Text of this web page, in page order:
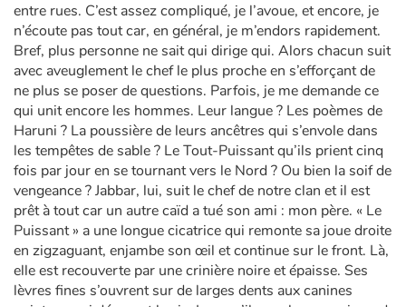
entre rues. C’est assez compliqué, je l’avoue, et encore, je
n’écoute pas tout car, en général, je m’endors rapidement.
Bref, plus personne ne sait qui dirige qui. Alors chacun suit
avec aveuglement le chef le plus proche en s’efforçant de
ne plus se poser de questions. Parfois, je me demande ce
qui unit encore les hommes. Leur langue ? Les poèmes de
Haruni ? La poussière de leurs ancêtres qui s’envole dans
les tempêtes de sable ? Le Tout-Puissant qu’ils prient cinq
fois par jour en se tournant vers le Nord ? Ou bien la soif de
vengeance ? Jabbar, lui, suit le chef de notre clan et il est
prêt à tout car un autre caïd a tué son ami : mon père. « Le
Puissant » a une longue cicatrice qui remonte sa joue droite
en zigzaguant, enjambe son œil et continue sur le front. Là,
elle est recouverte par une crinière noire et épaisse. Ses
lèvres fines s’ouvrent sur de larges dents aux canines